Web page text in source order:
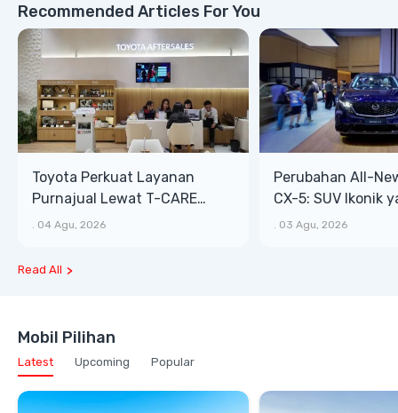
Recommended Articles For You
Toyota Perkuat Layanan
Purnajual Lewat T-CARE
XTRA, Manfaat Lebih Besar
. 04 Agu, 2026
Perubahan All-
CX-5: SUV Ikonik
Bongsor, Mewah,
. 03 Agu, 2026
Read All
Mobil Pilihan
Latest Upcoming Popular